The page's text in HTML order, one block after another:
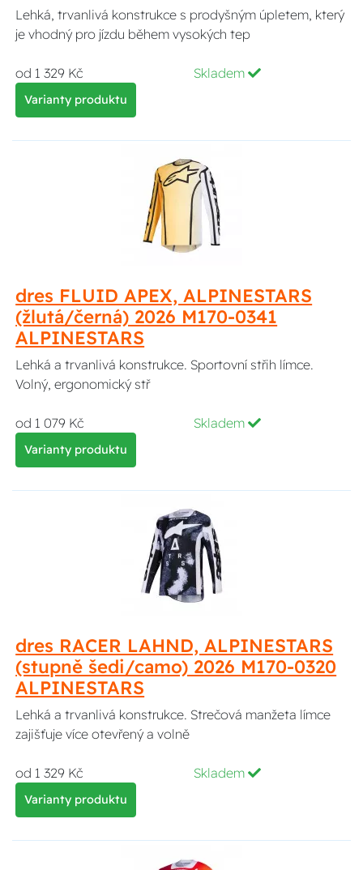
Lehká, trvanlivá konstrukce s prodyšným úpletem, který
je vhodný pro jízdu během vysokých tep
od 1 329 Kč Skladem
Varianty produktu
dres FLUID APEX, ALPINESTARS
(žlutá/černá) 2026 M170-0341
ALPINESTARS
Lehká a trvanlivá konstrukce. Sportovní střih límce.
Volný, ergonomický stř
od 1 079 Kč Skladem
Varianty produktu
dres RACER LAHND, ALPINESTARS
(stupně šedi/camo) 2026 M170-0320
ALPINESTARS
Lehká a trvanlivá konstrukce. Strečová manžeta límce
zajišťuje více otevřený a volně
od 1 329 Kč Skladem
Varianty produktu